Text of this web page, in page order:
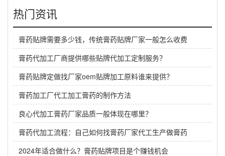
热门资讯
膏药贴牌需要多少钱，传统膏药贴牌厂家一般怎么收费
膏药代加工厂商提供哪些贴牌代加工定制服务？
膏药贴牌定做找厂家oem贴牌加工原料谁来提供？
膏药加工厂代工加工膏药的制作方法
良心代加工膏药厂家品质一般体现在哪里？
膏药代加工流程：自己如何找膏药厂家代工生产做膏药
2024年适合做什么？膏药贴牌项目是个赚钱机会